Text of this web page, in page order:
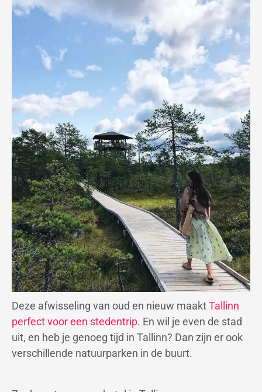
Deze afwisseling van oud en nieuw maaktTallinn
perfect voor een stedentrip. En wil je even de stad
uit, en heb je genoeg tijd in Tallinn? Dan zijn er ook
verschillende natuurparken in de buurt.